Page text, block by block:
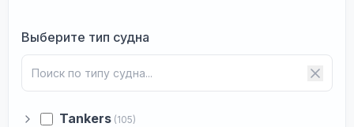
Выберите тип судна
Tankers (105)